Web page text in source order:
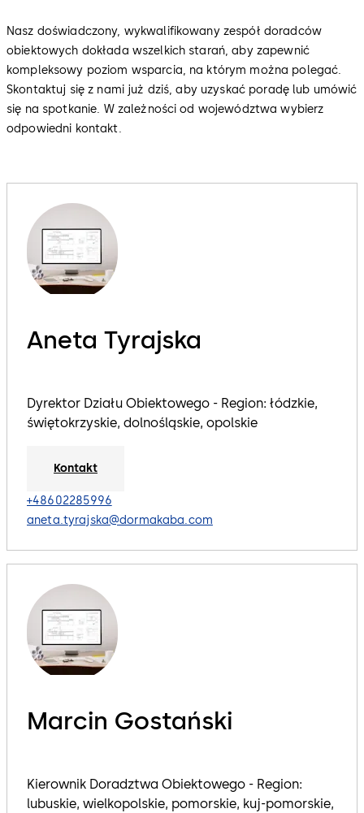
Nasz doświadczony, wykwalifikowany zespół doradców
obiektowych dokłada wszelkich starań, aby zapewnić
kompleksowy poziom wsparcia, na którym można polegać.
Skontaktuj się z nami już dziś, aby uzyskać poradę lub umówić
się na spotkanie. W zależności od województwa wybierz
odpowiedni kontakt.
Aneta Tyrajska
Dyrektor Działu Obiektowego - Region: łódzkie,
świętokrzyskie, dolnośląskie, opolskie
Kontakt
+48602285996
aneta.tyrajska@dormakaba.com
Marcin Gostański
Kierownik Doradztwa Obiektowego - Region:
lubuskie, wielkopolskie, pomorskie, kuj-pomorskie,